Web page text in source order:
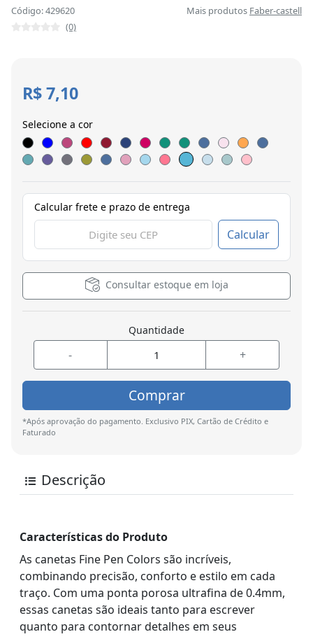
Código: 429620 Mais produtos Faber-castell
(0)
R$ 7,10
Selecione a cor
Calcular frete e prazo de entrega
Calcular
Consultar estoque em loja
Quantidade
- +
Comprar
*Após aprovação do pagamento. Exclusivo PIX, Cartão de Crédito e
Faturado
Descrição
Características do Produto
As canetas Fine Pen Colors são incríveis,
combinando precisão, conforto e estilo em cada
traço. Com uma ponta porosa ultrafina de 0.4mm,
essas canetas são ideais tanto para escrever
quanto para contornar detalhes em seus